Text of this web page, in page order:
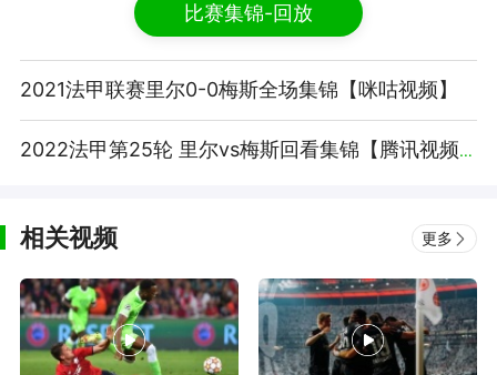
比赛集锦-回放
2021法甲联赛里尔0-0梅斯全场集锦【咪咕视频】
2022法甲第25轮 里尔vs梅斯回看集锦【腾讯视频】
相关视频 更多